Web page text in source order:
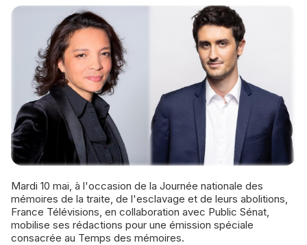
Mardi 10 mai, à l'occasion de la Journée nationale des
mémoires de la traite, de l'esclavage et de leurs abolitions,
France Télévisions, en collaboration avec Public Sénat,
mobilise ses rédactions pour une émission spéciale
consacrée au Temps des mémoires.